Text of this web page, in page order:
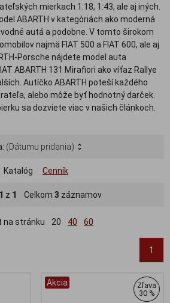
mierkach 1:18, 1:43, ale aj iných.
ABARTH v kategóriách ako moderná
autá a podobne. V tomto širokom
najmä FIAT 500 a FIAT 600, ale aj
Porsche nájdete model auta
ABARTH 131 Mirafiori ako víťaz Rallye
Autíčko ABARTH poteší každého
alebo môže byť hodnotný darček.
sa dozviete viac v našich článkoch.
(Dátumu pridania)
Katalóg Cenník
1 z 1 Celkom 3 záznamov
na stránku 20 40 60
1
Akcia
Zľava
30 %